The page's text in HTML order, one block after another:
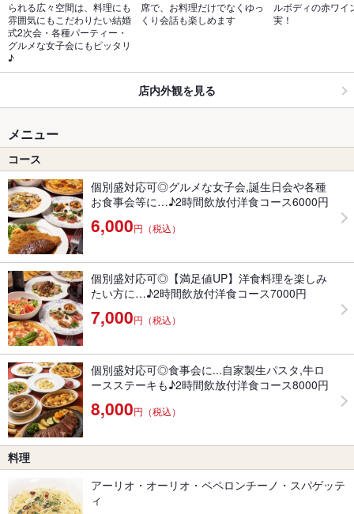
られる広々空間は、料理にも
雰囲気にもこだわりたい結婚
式2次会・各種パーティー・
グルメな女子会にもピッタリ
♪
席で、お料理だけでなくゆっ
くり会話も楽しめます
ルボディの赤ワイ
実！
店内外観を見る
メニュー
コース
個別盛対応可◎グルメな女子会,誕生日会や各種
お食事会等に…♪2時間飲放付洋食コース6000円
6,000円（税込）
個別盛対応可◎【満足値UP】洋食料理を楽しみ
たい方に…♪2時間飲放付洋食コース7000円
7,000円（税込）
個別盛対応可◎食事会に...自家製生パスタ,牛ロ
ースステーキも♪2時間飲放付洋食コース8000円
8,000円（税込）
料理
アーリオ・オーリオ・ペペロンチーノ・スパゲッテ
ィ